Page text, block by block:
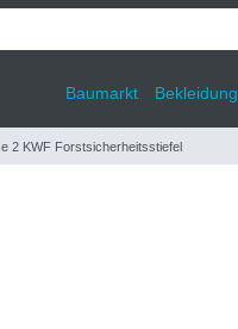
Baumarkt Bekleidung
2 KWF Forstsicherheitsstiefel